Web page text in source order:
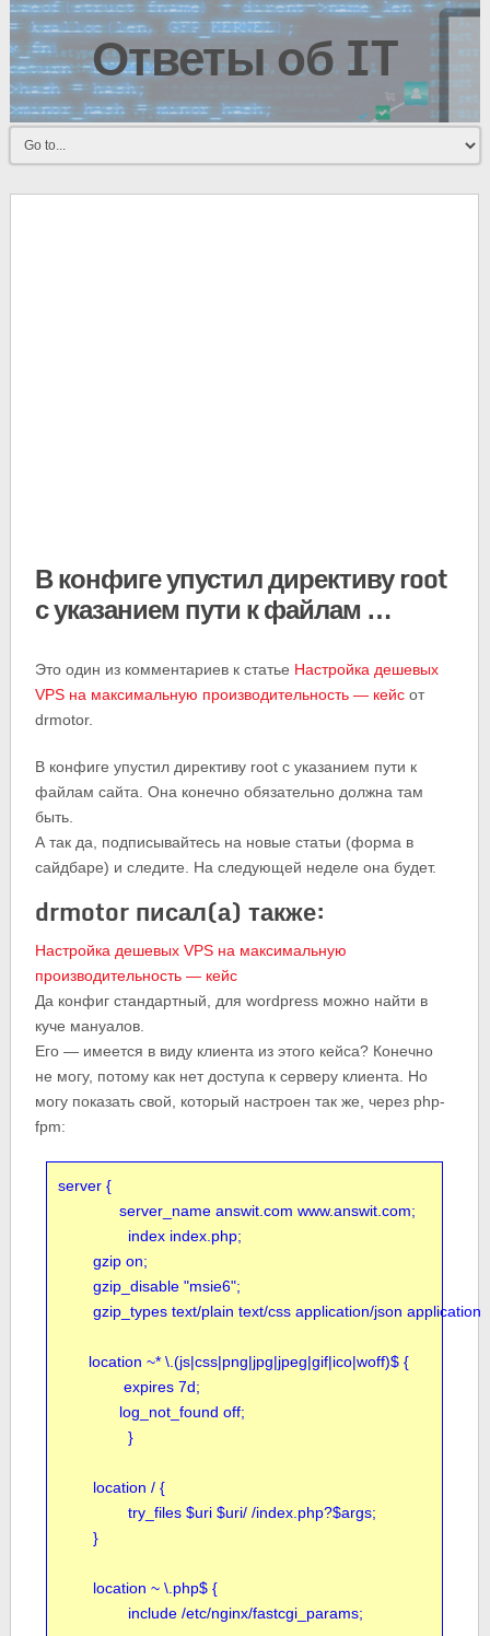
Ответы об IT
В конфиге упустил директиву root
с указанием пути к файлам …
Это один из комментариев к статье Настройка дешевых
VPS на максимальную производительность — кейсот
drmotor.
В конфиге упустил директиву root с указанием пути к
файлам сайта. Она конечно обязательно должна там
быть.
А так да, подписывайтесь на новые статьи (форма в
сайдбаре) и следите. На следующей неделе она будет.
drmotor писал(а) также:
Настройка дешевых VPS на максимальную
производительность — кейс
Да конфиг стандартный, для wordpress можно найти в
куче мануалов.
Его — имеется в виду клиента из этого кейса? Конечно
не могу, потому как нет доступа к серверу клиента. Но
могу показать свой, который настроен так же, через php-
fpm:
server {
              server_name answit.com www.answit.com;
                index index.php;
        gzip on;
        gzip_disable "msie6";
gzip_types text/plain text/css application/json
       location ~* \.(js|css|png|jpg|jpeg|gif|ico|woff)$ {
               expires 7d;
              log_not_found off;
        location / {
                try_files $uri $uri/ /index.php?$args;
        }
        location ~ \.php$ {
                include /etc/nginx/fastcgi_params;